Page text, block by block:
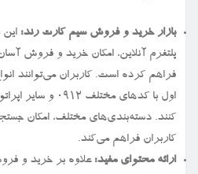
بازار خرید و فروش سیم کارت رند:
پلتفرم آنلاین، امکان خرید و فروش
فراهم کرده است. کاربران می‌توانند
اول با کدهای مختلف
کنند. دسته‌بندی‌های مختلف، امکان
کاربران فراهم می‌کند.
ارائه محتوای مفید: